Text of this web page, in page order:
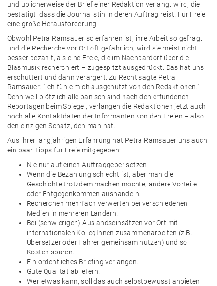
und üblicherweise der Brief einer Redaktion verlangt wird, die
bestätigt, dass die Journalistin in deren Auftrag reist. Für Freie
eine große Herausforderung.
Obwohl Petra Ramsauer so erfahren ist, ihre Arbeit so gefragt
und die Recherche vor Ort oft gefährlich, wird sie meist nicht
besser bezahlt, als eine Freie, die im Nachbardorf über die
Blasmusik recherchiert – zugespitzt ausgedrückt. Das hat uns
erschüttert und dann verärgert. Zu Recht sagte Petra
Ramsauer: "Ich fühle mich ausgenutzt von den Redaktionen."
Denn weil plötzlich alle panisch sind nach den erfundenen
Reportagen beim Spiegel, verlangen die Redaktionen jetzt auch
noch alle Kontaktdaten der Informanten von den Freien – also
den einzigen Schatz, den man hat.
Aus ihrer langjährigen Erfahrung hat Petra Ramsauer uns auch
ein paar Tipps für Freie mitgegeben:
Nie nur auf einen Auftraggeber setzen.
Wenn die Bezahlung schlecht ist, aber man die
Geschichte trotzdem machen möchte, andere Vorteile
oder Entgegenkommen aushandeln.
Recherchen mehrfach verwerten bei verschiedenen
Medien in mehreren Ländern.
Bei (schwierigen) Auslandseinsätzen vor Ort mit
internationalen KollegInnen zusammenarbeiten (z.B.
Übersetzer oder Fahrer gemeinsam nutzen) und so
Kosten sparen.
Ein ordentliches Briefing verlangen.
Gute Qualität abliefern!
Wer etwas kann, soll das auch selbstbewusst anbieten.